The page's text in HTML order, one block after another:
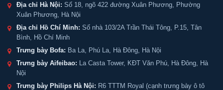
Địa chỉ Hà Nội: Số 18, ngõ 422 đường Xuân Phương, Phường
Xuân Phương, Hà Nội
Địa chỉ Hồ Chí Minh: Số nhà 103/2A Trần Thái Tông, P.15, Tân
Bình, Hồ Chí Minh
Trưng bày Bofa: Ba La, Phú La, Hà Đông, Hà Nội
Trưng bày Aifeibao: La Casta Tower, KĐT Văn Phú, Hà Đông, Hà
Nội
Trưng bày Philips Hà Nội: R6 TTTM Royal (cạnh trưng bày ô tô